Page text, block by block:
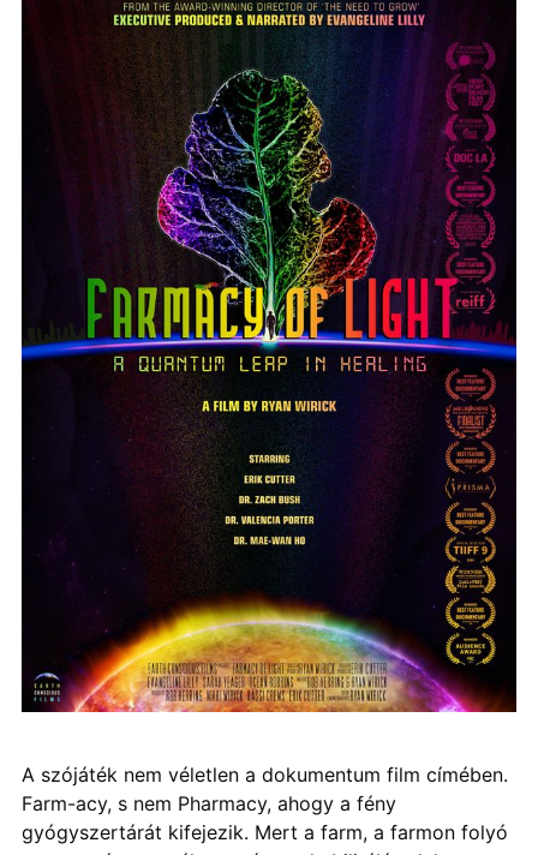
A szójáték nem véletlen a dokumentum film címében.
Farm-acy, s nem Pharmacy, ahogy a fény
gyógyszertárát kifejezik. Mert a farm, a farmon folyó